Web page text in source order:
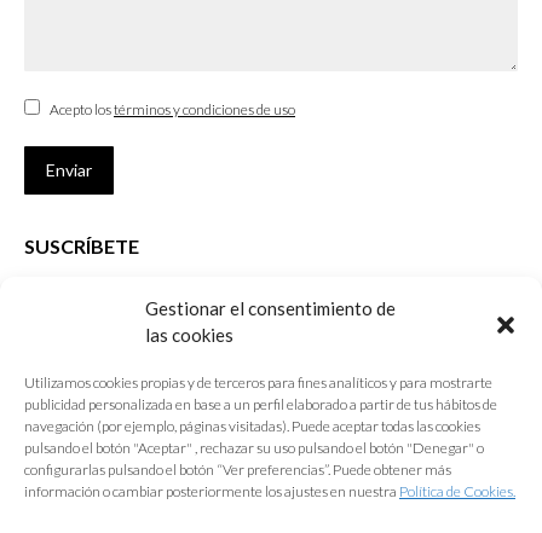
Gestionar el consentimiento de
las cookies
Utilizamos cookies propias y de terceros para fines analíticos y para mostrarte
publicidad personalizada en base a un perfil elaborado a partir de tus hábitos de
navegación (por ejemplo, páginas visitadas). Puede aceptar todas las cookies
pulsando el botón "Aceptar" , rechazar su uso pulsando el botón "Denegar" o
configurarlas pulsando el botón “Ver preferencias”. Puede obtener más
información o cambiar posteriormente los ajustes en nuestra Política de Cookies.
Acepto lostérminos y condiciones de uso
Enviar
SUSCRÍBETE
que desarrolla el Colegio de Arquitectos de Cádiz
E-mail *
Acepto lostérminos y condiciones de uso